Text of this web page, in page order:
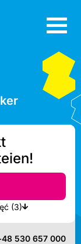
Drucker anzeigen zdjęć (3)
530 657 000